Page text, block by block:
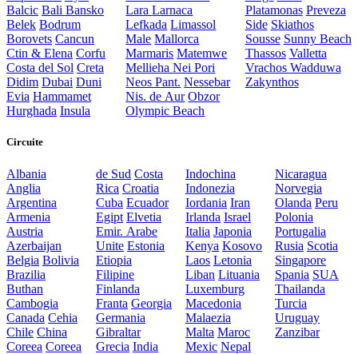
Balcic Bali Bansko
Belek Bodrum
Borovets Cancun
Ctin & Elena Corfu
Costa del Sol Creta
Didim Dubai Duni
Evia Hammamet
Hurghada Insula
LaraLarnaca
Lefkada Limassol
Male Mallorca
Marmaris Matemwe
MelliehaNei Pori
Neos Pant. Nessebar
Nis. de Aur Obzor
Olympic Beach
Platamonas Preveza
Side Skiathos
Sousse Sunny Beach
Thassos Valletta
Vrachos Wadduwa
Zakynthos
Circuite
Albania
Anglia
Argentina
Armenia
Austria
Azerbaijan
Belgia Bolivia
Brazilia
Buthan
Cambogia
Canada Cehia
Chile China
Coreea Coreea
de Sud Costa
Rica Croatia
Cuba Ecuador
Egipt Elvetia
Emir. Arabe
Unite Estonia
Etiopia
Filipine
Finlanda
Franta Georgia
Germania
Gibraltar
Grecia India
Indochina
Indonezia
Iordania Iran
Irlanda Israel
Italia Japonia
Kenya Kosovo
Laos Letonia
Liban Lituania
Luxemburg
Macedonia
Malaezia
Malta Maroc
Mexic Nepal
Nicaragua
Norvegia
Olanda Peru
Polonia
Portugalia
Rusia Scotia
Singapore
Spania SUA
Thailanda
Turcia
Uruguay
Zanzibar